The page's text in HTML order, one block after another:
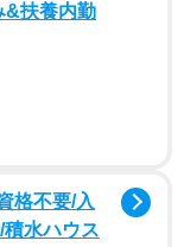
んけど…」
見ると、小さな
深川さんが「何
に入れられ、ゴ
&扶養内勤
格不要/入
水ハウス